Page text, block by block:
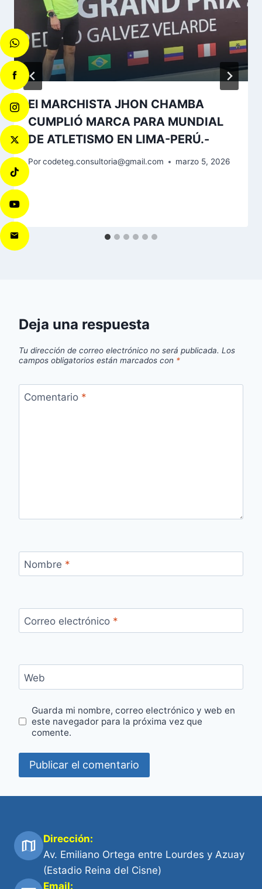
El MARCHISTA JHON CHAMBA
CUMPLIÓ MARCA PARA MUNDIAL
DE ATLETISMO EN LIMA-PERÚ.-
Porcodeteg.consultoria@gmail.com marzo 5, 2026
Deja una respuesta
Tu dirección de correo electrónico no será publicada. Los
campos obligatorios están marcados con *
Comentario *
Nombre *
Correo electrónico *
Web
Guarda mi nombre, correo electrónico y web en
este navegador para la próxima vez que
comente.
Dirección:
Av. Emiliano Ortega entre Lourdes y Azuay
(Estadio Reina del Cisne)
Email: